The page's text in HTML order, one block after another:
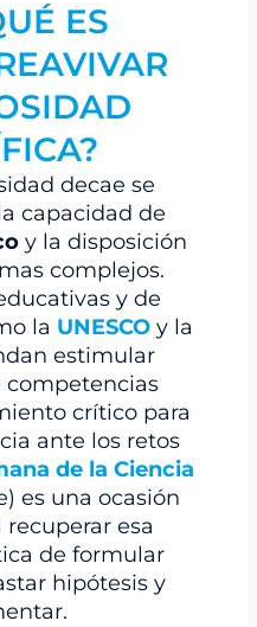
ES
decae se
capacidad de
y la disposición
complejos.
y de
la UNESCOy la
estimular
crítico para
ante los retos
de la Ciencia
es una ocasión
esa
de formular
hipótesis y